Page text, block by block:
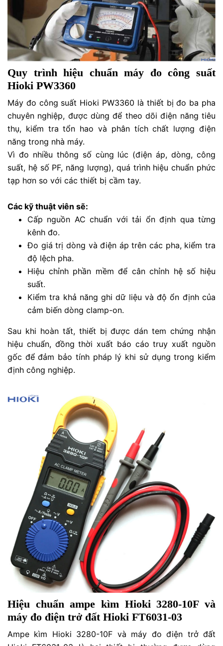
Quy trình hiệu chuẩn máy đo công suất
Hioki PW3360
Máy đo công suất Hioki PW3360 là thiết bị đo ba pha
chuyên nghiệp, được dùng để theo dõi điện năng tiêu
thụ, kiểm tra tổn hao và phân tích chất lượng điện
năng trong nhà máy.
Vì đo nhiều thông số cùng lúc (điện áp, dòng, công
suất, hệ số PF, năng lượng), quá trình hiệu chuẩn phức
tạp hơn so với các thiết bị cầm tay.
Các kỹ thuật viên sẽ:
Cấp nguồn AC chuẩn với tải ổn định qua từng
kênh đo.
Đo giá trị dòng và điện áp trên các pha, kiểm tra
độ lệch pha.
Hiệu chỉnh phần mềm để cân chỉnh hệ số hiệu
suất.
Kiểm tra khả năng ghi dữ liệu và độ ổn định của
cảm biến dòng clamp-on.
Sau khi hoàn tất, thiết bị được dán tem chứng nhận
hiệu chuẩn, đồng thời xuất báo cáo truy xuất nguồn
gốc để đảm bảo tính pháp lý khi sử dụng trong kiểm
định công nghiệp.
Hiệu chuẩn ampe kìm Hioki 3280-10F và
máy đo điện trở đất Hioki FT6031-03
Ampe kìm Hioki 3280-10F và máy đo điện trở đất